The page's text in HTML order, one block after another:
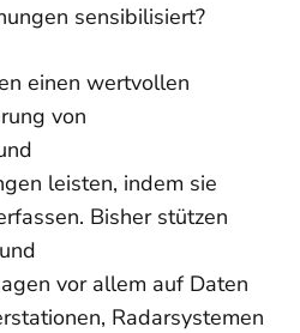
sensibilisiert?
einen wertvollen
von
leisten, indem sie
Bisher stützen
vor allem auf Daten
Radarsystemen